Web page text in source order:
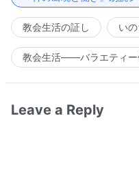
教会生活の証し い
教会生活――バラエティー
Leave a Reply